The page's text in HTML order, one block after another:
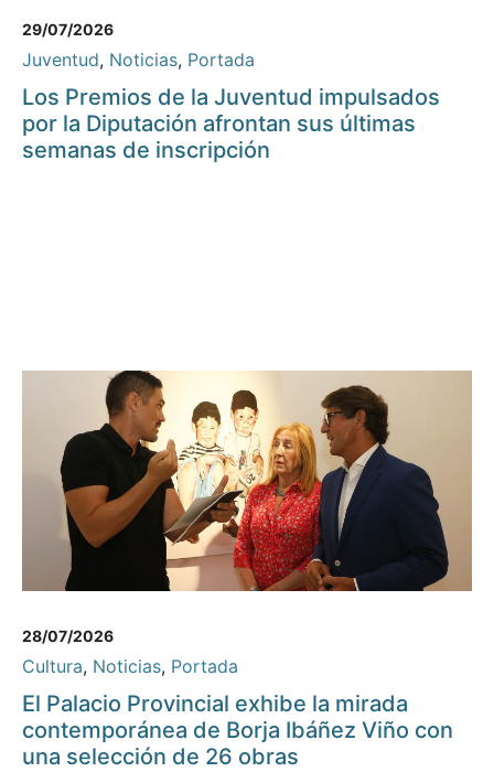
29/07/2026
Juventud, Noticias, Portada
Los Premios de la Juventud impulsados
por la Diputación afrontan sus últimas
semanas de inscripción
28/07/2026
Cultura, Noticias, Portada
El Palacio Provincial exhibe la mirada
contemporánea de Borja Ibáñez Viño con
una selección de 26 obras